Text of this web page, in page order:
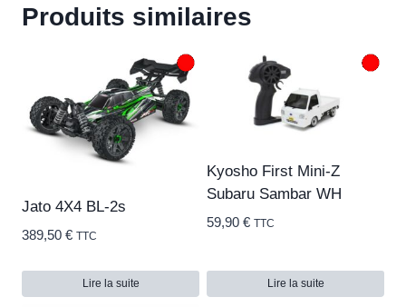
Produits similaires
Jato 4X4 BL-2s
389,50 € TTC
Lire la suite
Kyosho First Mini-Z
Subaru Sambar WH
59,90 € TTC
Lire la suite